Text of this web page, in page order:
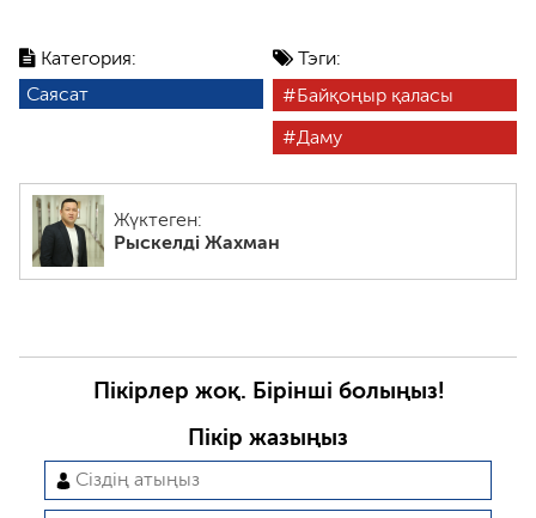
Категория:
Саясат
Тэги:
Байқоңыр қаласы
Даму
Жүктеген:
Рыскелді Жахман
Пікірлер жоқ. Бірінші болыңыз!
Пікір жазыңыз